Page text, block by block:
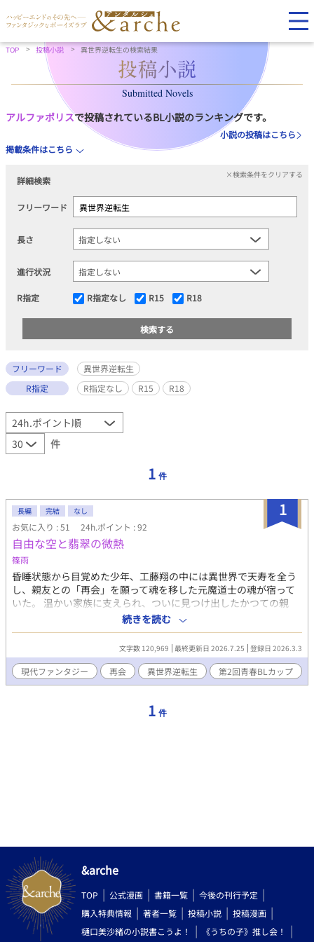
TOP 投稿小説 異世界逆転生の検索結果
Submitted Novels
アルファポリスで投稿されているBL小説のランキングです。
小説の投稿はこちら
掲載条件はこちら
詳細検索
×検索条件をクリアする
フリーワード
長さ
進行状況
R指定 R指定なし R15 R18
フリーワード
異世界逆転生
R指定
R指定なし R15 R18
件
1 件
1
長編 完結 なし
お気に入り : 51 24h.ポイント : 92
自由な空と翡翠の微熱
篠雨
昏睡状態から目覚めた少年、工藤翔の中には異世界で天寿を全う
し、親友との「再会」を願って魂を移した元魔道士の魂が宿って
いた。 温かい家族に支えられ、ついに見つけ出したかつての親
友。 しかし、再会した彼は、完璧な優等生という「新しい檻」の
中で、自分の知らない笑顔を浮かべていて――。 魔法のない平和
な現代で、 二人の少年が「本当の自由」を探していく物語。 ------
----------------------------------- 本作には前作のネタバレが含まれま
す。 前作も読まれる場合は、先に前作を読むことを推奨します。
（前作未読の方向けの前作あらすじは、完結後に投稿予定です）
続きを読む
文字数 120,969 最終更新日 2026.7.25 登録日 2026.3.3
現代ファンタジー 再会 異世界逆転生 第2回青春BLカップ
1 件
&arche
TOP 公式漫画 書籍一覧
今後の刊行予定
購入特典情報
著者一覧 投稿小説
投稿漫画
樋口美沙緒の小説書こうよ！
《うちの子》推し会！